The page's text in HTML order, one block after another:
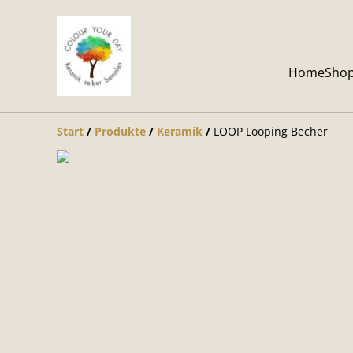
Home
Start / Produkte / Keramik / LOOP Looping Becher